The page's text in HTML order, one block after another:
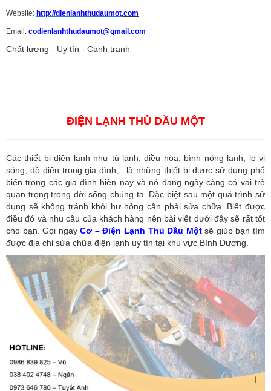
Website: http://dienlanhthudaumot.com
Email: codienlanhthudaumot@gmail.com
Chất lượng - Uy tín - Cạnh tranh
ĐIỆN LẠNH THỦ DẦU MỘT
Các thiết bị điện lạnh như tủ lạnh, điều hòa, bình nóng lạnh, lo vi
sóng, đồ điện trong gia đình,.. là những thiết bị được sử dụng phổ
biến trong các gia đình hiện nay và nó đang ngày càng có vai trò
quan trọng trong đời sống chúng ta. Đặc biệt sau một quá trình sử
dụng sẽ không tránh khỏi hư hỏng cần phải sửa chữa. Biết được
điều đó và nhu cầu của khách hàng nên bài viết dưới đây sẽ rất tốt
cho bạn. Gọi ngayCơ – Điện Lạnh Thủ Dầu Một sẽ giúp bạn tìm
được địa chỉ sửa chữa điện lạnh uy tín tại khu vực Bình Dương.